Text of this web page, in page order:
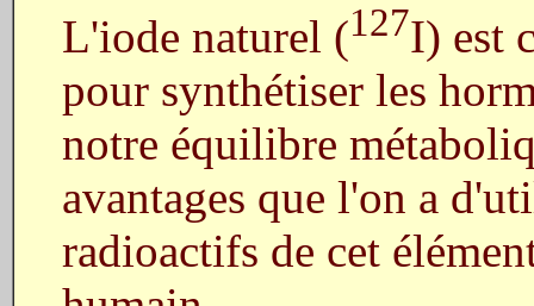
L'iode naturel (127I) est
pour synthétiser les
notre équilibre
avantages que l'on a
radioactifs de cet